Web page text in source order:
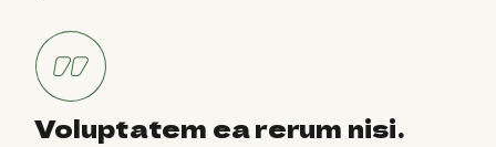
Voluptatem ea rerum nisi.